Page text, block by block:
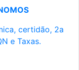
certidão, 2a
e Taxas.